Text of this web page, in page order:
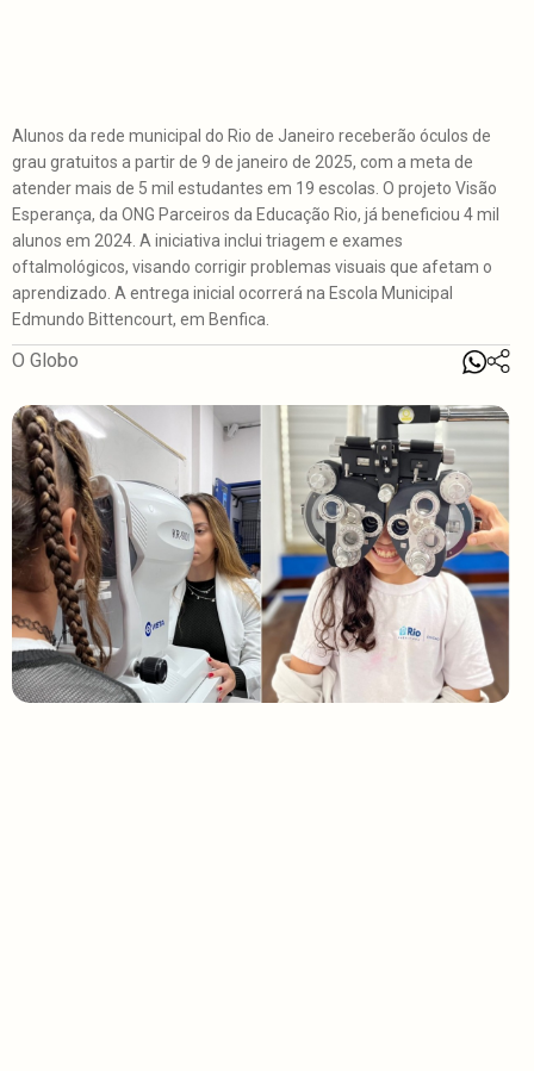
Alunos da rede municipal do Rio de Janeiro receberão óculos de
grau gratuitos a partir de 9 de janeiro de 2025, com a meta de
atender mais de 5 mil estudantes em 19 escolas. O projeto Visão
Esperança, da ONG Parceiros da Educação Rio, já beneficiou 4 mil
alunos em 2024. A iniciativa inclui triagem e exames
oftalmológicos, visando corrigir problemas visuais que afetam o
aprendizado. A entrega inicial ocorrerá na Escola Municipal
Edmundo Bittencourt, em Benfica.
O Globo